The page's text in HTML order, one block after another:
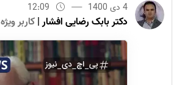
4 دی 1400 12:09
دکتر بابک رضایی افشار|کاربر ویژه